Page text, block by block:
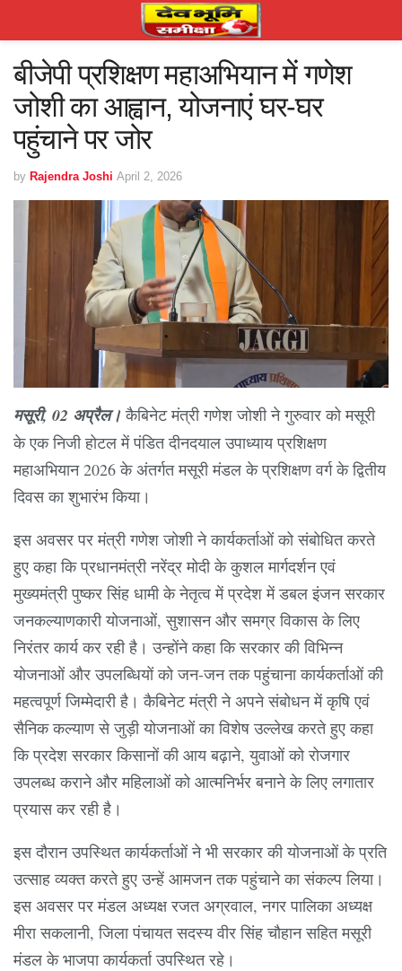
बीजेपी प्रशिक्षण महाअभियान में गणेश
जोशी का आह्वान, योजनाएं घर-घर
पहुंचाने पर जोर
by Rajendra Joshi April 2, 2026
मसूरी, 02 अप्रैल।कैबिनेट मंत्री गणेश जोशी ने गुरुवार को मसूरी
के एक निजी होटल में पंडित दीनदयाल उपाध्याय प्रशिक्षण
महाअभियान 2026 के अंतर्गत मसूरी मंडल के प्रशिक्षण वर्ग के द्वितीय
दिवस का शुभारंभ किया।
इस अवसर पर मंत्री गणेश जोशी ने कार्यकर्ताओं को संबोधित करते
हुए कहा कि प्रधानमंत्री नरेंद्र मोदी के कुशल मार्गदर्शन एवं
मुख्यमंत्री पुष्कर सिंह धामी के नेतृत्व में प्रदेश में डबल इंजन सरकार
जनकल्याणकारी योजनाओं, सुशासन और समग्र विकास के लिए
निरंतर कार्य कर रही है। उन्होंने कहा कि सरकार की विभिन्न
योजनाओं और उपलब्धियों को जन-जन तक पहुंचाना कार्यकर्ताओं की
महत्वपूर्ण जिम्मेदारी है। कैबिनेट मंत्री ने अपने संबोधन में कृषि एवं
सैनिक कल्याण से जुड़ी योजनाओं का विशेष उल्लेख करते हुए कहा
कि प्रदेश सरकार किसानों की आय बढ़ाने, युवाओं को रोजगार
उपलब्ध कराने और महिलाओं को आत्मनिर्भर बनाने के लिए लगातार
प्रयास कर रही है।
इस दौरान उपस्थित कार्यकर्ताओं ने भी सरकार की योजनाओं के प्रति
उत्साह व्यक्त करते हुए उन्हें आमजन तक पहुंचाने का संकल्प लिया।
इस अवसर पर मंडल अध्यक्ष रजत अग्रवाल, नगर पालिका अध्यक्ष
मीरा सकलानी, जिला पंचायत सदस्य वीर सिंह चौहान सहित मसूरी
मंडल के भाजपा कार्यकर्ता उपस्थित रहे।